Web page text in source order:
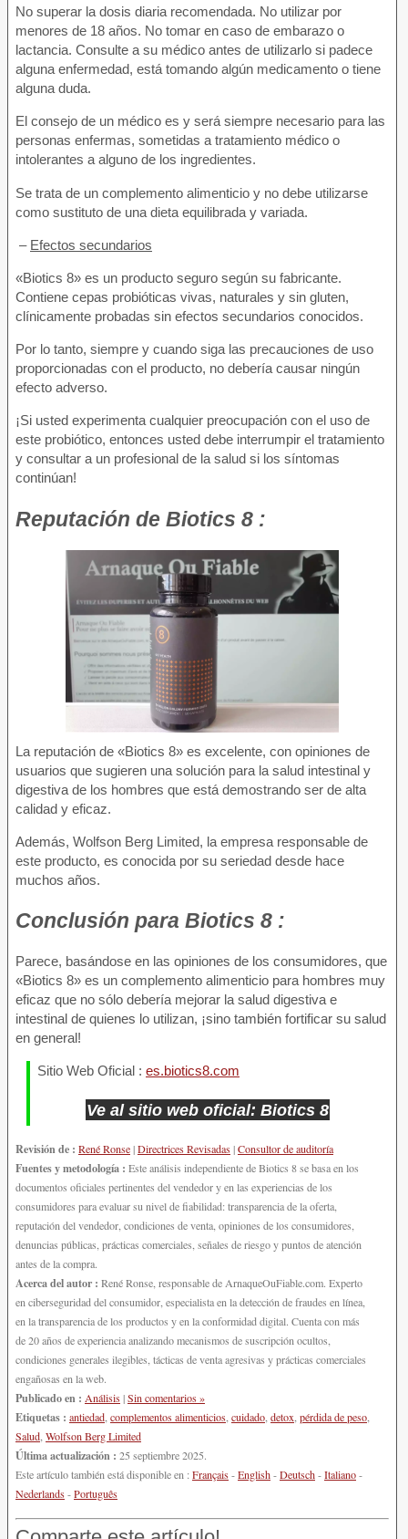
No superar la dosis diaria recomendada. No utilizar por
menores de 18 años. No tomar en caso de embarazo o
lactancia. Consulte a su médico antes de utilizarlo si padece
alguna enfermedad, está tomando algún medicamento o tiene
alguna duda.
El consejo de un médico es y será siempre necesario para las
personas enfermas, sometidas a tratamiento médico o
intolerantes a alguno de los ingredientes.
Se trata de un complemento alimenticio y no debe utilizarse
como sustituto de una dieta equilibrada y variada.
– Efectos secundarios
«Biotics 8» es un producto seguro según su fabricante.
Contiene cepas probióticas vivas, naturales y sin gluten,
clínicamente probadas sin efectos secundarios conocidos.
Por lo tanto, siempre y cuando siga las precauciones de uso
proporcionadas con el producto, no debería causar ningún
efecto adverso.
¡Si usted experimenta cualquier preocupación con el uso de
este probiótico, entonces usted debe interrumpir el tratamiento
y consultar a un profesional de la salud si los síntomas
continúan!
Reputación de Biotics 8 :
La reputación de «Biotics 8» es excelente, con opiniones de
usuarios que sugieren una solución para la salud intestinal y
digestiva de los hombres que está demostrando ser de alta
calidad y eficaz.
Además, Wolfson Berg Limited, la empresa responsable de
este producto, es conocida por su seriedad desde hace
muchos años.
Conclusión para Biotics 8 :
Parece, basándose en las opiniones de los consumidores, que
«Biotics 8» es un complemento alimenticio para hombres muy
eficaz que no sólo debería mejorar la salud digestiva e
intestinal de quienes lo utilizan, ¡sino también fortificar su salud
en general!
Sitio Web Oficial : es.biotics8.com
Ve al sitio web oficial: Biotics 8
Revisión de : René Ronse|Directrices Revisadas|Consultor de auditoría
Fuentes y metodología : Este análisis independiente de Biotics 8 se basa en los
documentos oficiales pertinentes del vendedor y en las experiencias de los
consumidores para evaluar su nivel de fiabilidad: transparencia de la oferta,
reputación del vendedor, condiciones de venta, opiniones de los consumidores,
denuncias públicas, prácticas comerciales, señales de riesgo y puntos de atención
antes de la compra.
Acerca del autor : René Ronse, responsable de ArnaqueOuFiable.com. Experto
en ciberseguridad del consumidor, especialista en la detección de fraudes en línea,
en la transparencia de los productos y en la conformidad digital. Cuenta con más
de 20 años de experiencia analizando mecanismos de suscripción ocultos,
condiciones generales ilegibles, tácticas de venta agresivas y prácticas comerciales
engañosas en la web.
Publicado en : Análisis|Sin comentarios »
Etiquetas : antiedad complementos alimenticios cuidado detox pérdida de peso
Salud Wolfson Berg Limited
Última actualización : 25 septiembre 2025.
Este artículo también está disponible en :Français-English-Deutsch-Italiano-
Nederlands-Português